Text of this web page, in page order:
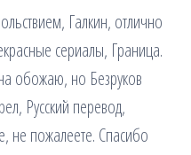
Галкин, отлично
сериалы, Граница.
обожаю, но Безруков
Русский перевод,
не пожалеете. Спасибо